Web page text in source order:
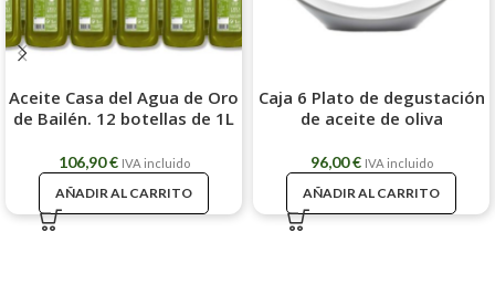
Aceite Casa del Agua de Oro
de Bailén. 12 botellas de 1L
106,90€ IVA incluido
AÑADIR AL CARRITO
Caja 6 Plato de degustación
de aceite de oliva
96,00€ IVA incluido
AÑADIR AL CARRITO